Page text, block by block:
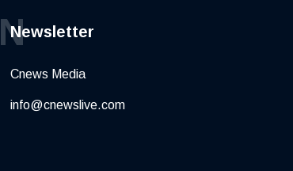
Newsletter
N
Cnews Media
info@cnewslive.com